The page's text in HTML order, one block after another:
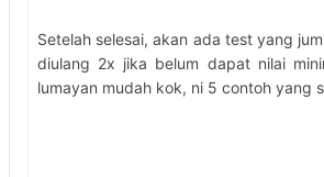
Setelah selesai, akan ada test yang
diulang 2x jika belum dapat nilai
lumayan mudah kok, ni 5 contoh yang